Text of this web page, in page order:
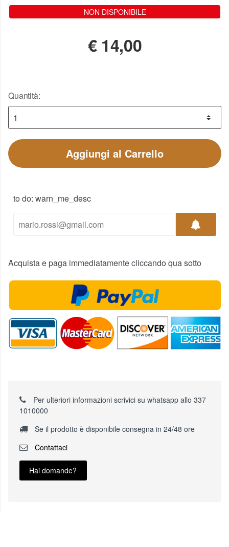
NON DISPONIBILE
€ 14,00
Quantità:
Aggiungi al Carrello
to do: warn_me_desc
Acquista e paga immediatamente cliccando qua sotto
Per ulteriori informazioni scrivici su whatsapp allo 337
1010000
Se il prodotto è disponibile consegna in 24/48 ore
Contattaci
Hai domande?